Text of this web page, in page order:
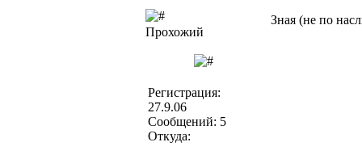
Прохожий
Регистрация:
27.9.06
Сообщений: 5
Откуда:
Зная (не по